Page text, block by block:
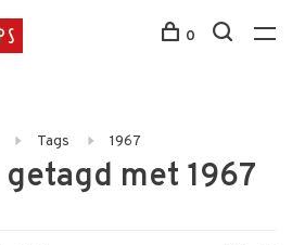
0
Tags 1967
met 1967